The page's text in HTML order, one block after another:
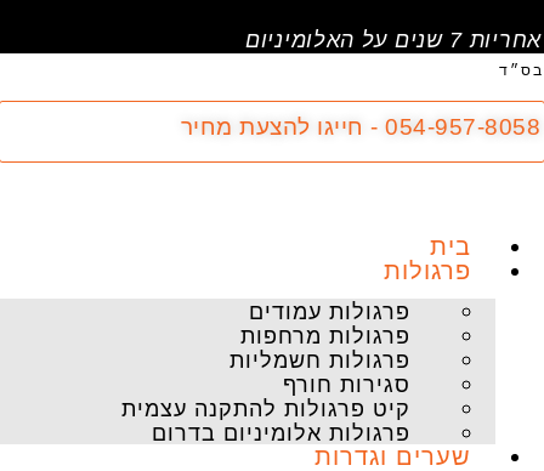
לתוכן
אחריות 7 שנים על האלומיניום
בס״ד
054-957-8058 - חייגו להצעת מחיר
בית
פרגולות
פרגולות עמודים
פרגולות מרחפות
פרגולות חשמליות
סגירות חורף
קיט פרגולות להתקנה עצמית
פרגולות אלומיניום בדרום
שערים וגדרות